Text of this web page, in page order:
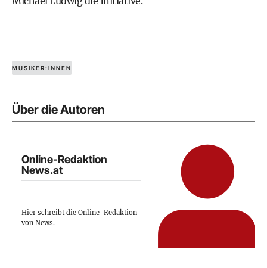
MUSIKER:INNEN
Über die Autoren
Online-Redaktion
News.at
Hier schreibt die Online-Redaktion
von News.